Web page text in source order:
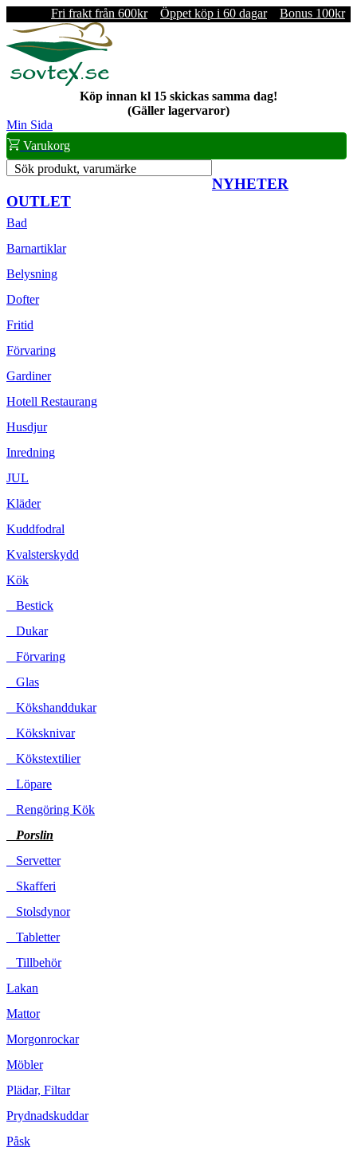
Fri frakt från 600kr Öppet köp i 60 dagar Bonus 100kr
Köp innan kl 15 skickas samma dag!
(Gäller lagervaror)
Min Sida
Varukorg
Sök produkt, varumärke
NYHETER
OUTLET
Bad
Barnartiklar
Belysning
Dofter
Fritid
Förvaring
Gardiner
Hotell Restaurang
Husdjur
Inredning
JUL
Kläder
Kuddfodral
Kvalsterskydd
Kök
Bestick
Dukar
Förvaring
Glas
Kökshanddukar
Köksknivar
Kökstextilier
Löpare
Rengöring Kök
Porslin
Servetter
Skafferi
Stolsdynor
Tabletter
Tillbehör
Lakan
Mattor
Morgonrockar
Möbler
Plädar, Filtar
Prydnadskuddar
Påsk